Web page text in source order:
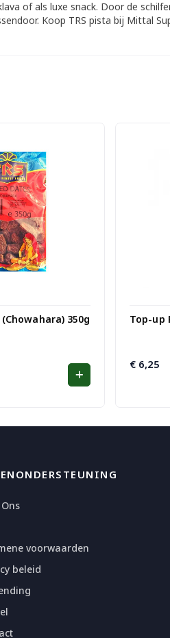
of als luxe snack. Door de
Koop TRS pista bij Mittal
350g Top-up
€ 6,25
voorwaarden
beleid